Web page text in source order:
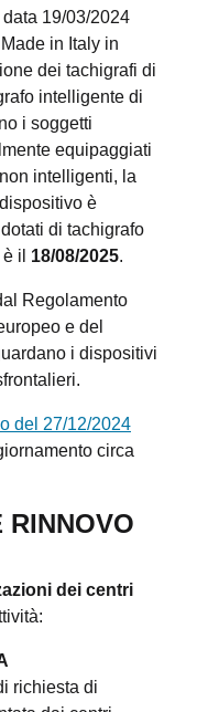
19/03/2024
in Italy in
dei tachigrafi di
intelligente di
i soggetti
equipaggiati
intelligenti, la
è
di tachigrafo
il 18/08/2025.
Regolamento
e del
i dispositivi
del 27/12/2024
circa
RINNOVO
dei centri
richiesta di